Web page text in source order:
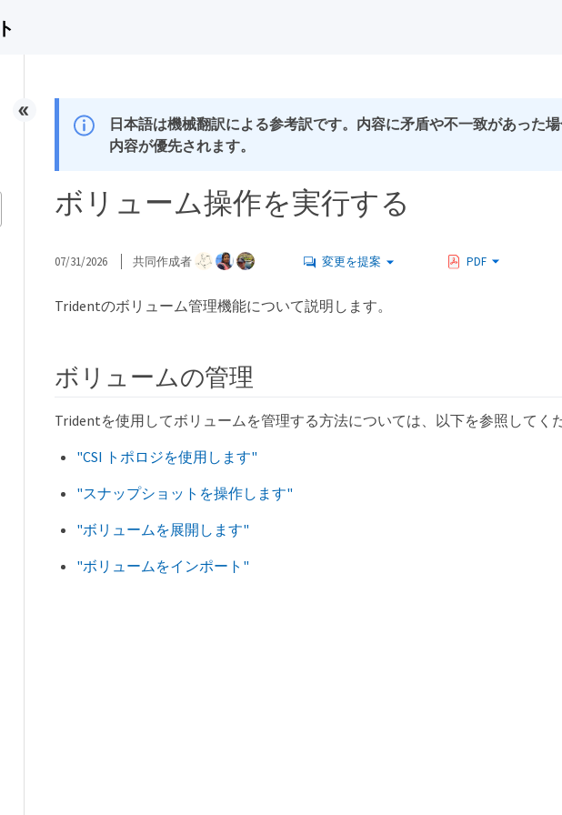
日本語は機械翻訳による参考訳です。内容に矛盾や不一致があった
内容が優先されます。
ボリューム操作を実行する
07/31/2026 共同作成者 変更を提案 PDF
Tridentのボリューム管理機能について説明します。
ボリュームの管理
Tridentを使用してボリュームを管理する方法については、以下を参照してく
"CSI トポロジを使用します"
"スナップショットを操作します"
"ボリュームを展開します"
"ボリュームをインポート"